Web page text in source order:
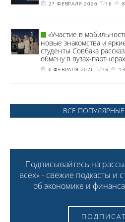
27 ФЕВРАЛЯ 2026 16
«Участие в
новые знакомства и
студенты Совбака
обмену в вузах-
6 ФЕВРАЛЯ 2026 15
ВСЕ
Подписывайтесь на
всех» - свежие подкасты и
об экономике и